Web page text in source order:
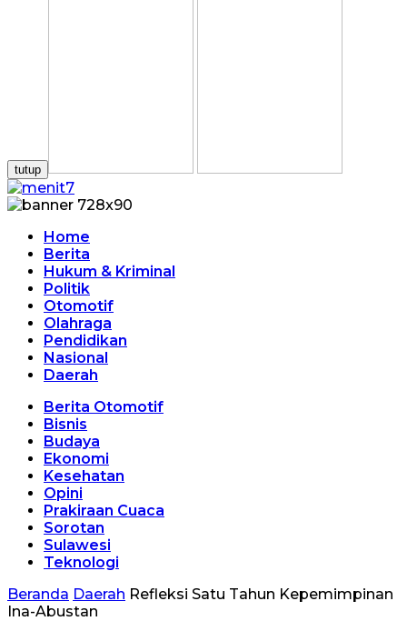
tutup
Home
Berita
Hukum & Kriminal
Politik
Otomotif
Olahraga
Pendidikan
Nasional
Daerah
Berita Otomotif
Bisnis
Budaya
Ekonomi
Kesehatan
Opini
Prakiraan Cuaca
Sorotan
Sulawesi
Teknologi
Beranda Daerah Refleksi Satu Tahun Kepemimpinan
Ina-Abustan